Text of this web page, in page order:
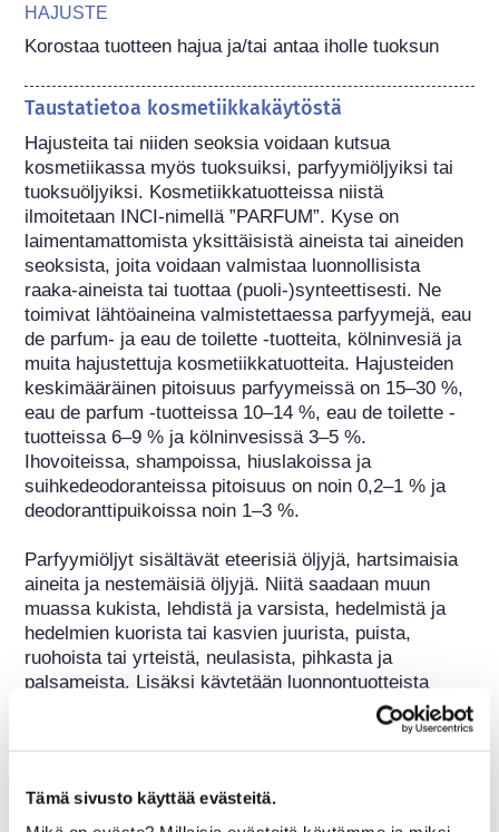
Tämä sivusto käyttää evästeitä.
HAJUSTE
Korostaa tuotteen hajua ja/tai antaa iholle tuoksun
Taustatietoa kosmetiikkakäytöstä
Hajusteita tai niiden seoksia voidaan kutsua
kosmetiikassa myös tuoksuiksi, parfyymiöljyiksi tai
tuoksuöljyiksi. Kosmetiikkatuotteissa niistä
ilmoitetaan INCI-nimellä ”PARFUM”. Kyse on
laimentamattomista yksittäisistä aineista tai aineiden
seoksista, joita voidaan valmistaa luonnollisista
raaka-aineista tai tuottaa (puoli-)synteettisesti. Ne
toimivat lähtöaineina valmistettaessa parfyymejä, eau
de parfum- ja eau de toilette -tuotteita, kölninvesiä ja
muita hajustettuja kosmetiikkatuotteita. Hajusteiden
keskimääräinen pitoisuus parfyymeissä on 15–30 %,
eau de parfum -tuotteissa 10–14 %, eau de toilette -
tuotteissa 6–9 % ja kölninvesissä 3–5 %.
Ihovoiteissa, shampoissa, hiuslakoissa ja
suihkedeodoranteissa pitoisuus on noin 0,2–1 % ja
deodoranttipuikoissa noin 1–3 %.
Parfyymiöljyt sisältävät eteerisiä öljyjä, hartsimaisia
aineita ja nestemäisiä öljyjä. Niitä saadaan muun
muassa kukista, lehdistä ja varsista, hedelmistä ja
hedelmien kuorista tai kasvien juurista, puista,
ruohoista tai yrteistä, neulasista, pihkasta ja
palsameista. Lisäksi käytetään luonnontuotteista
eristettyjä yhdisteitä, kuten aldehydejä, ketoneja,
esterejä, alkoholeja jne. (geranioli, sitronellaali,
sitraali, eugenoli, mentoli). Puolisynteettisiä tuoksuja
tuoksuja (kuten fenyylietyylialkoholi ja linalooli)